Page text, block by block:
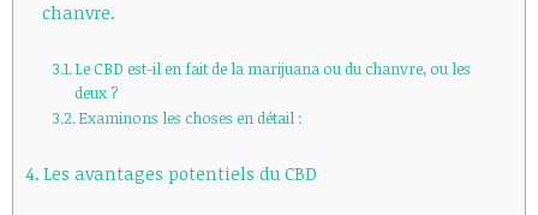
chanvre.
Le CBD est-il en fait de la marijuana ou du chanvre, ou les
deux ?
Examinons les choses en détail :
Les avantages potentiels du CBD